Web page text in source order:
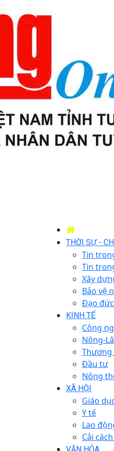
THỜI SỰ -
Tin
Tin
Xây
Bảo vệ
Đạo
KINH TẾ
Công
Nông-
Thương
Đầu tư
Nông
XÃ HỘI
Giáo
Y tế
Lao
Cải